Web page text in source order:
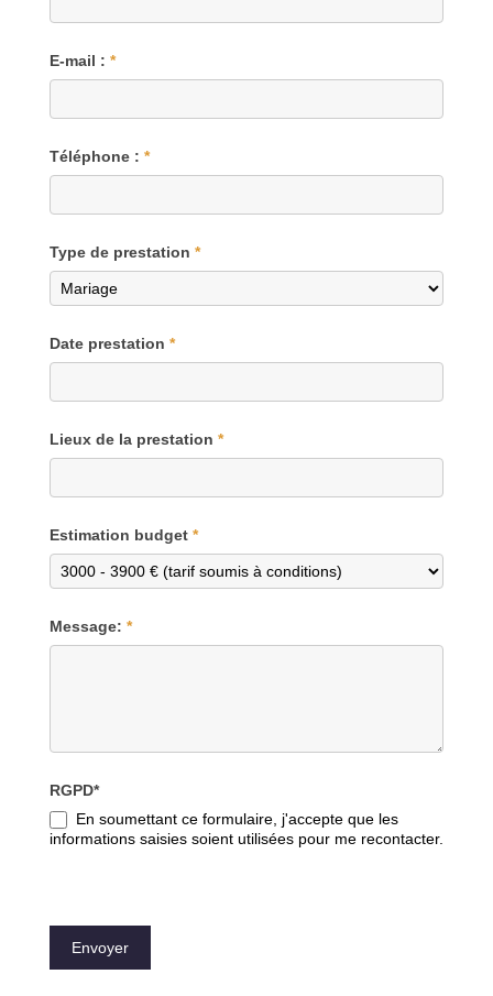
E-mail : *
Téléphone : *
Type de prestation *
Date prestation *
Lieux de la prestation *
Estimation budget *
Message: *
RGPD*
En soumettant ce formulaire, j'accepte que les
informations saisies soient utilisées pour me recontacter.
Envoyer